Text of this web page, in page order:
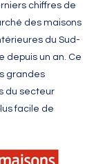
chiffres de
des maisons
du Sud-
depuis un an. Ce
grandes
du secteur
facile de